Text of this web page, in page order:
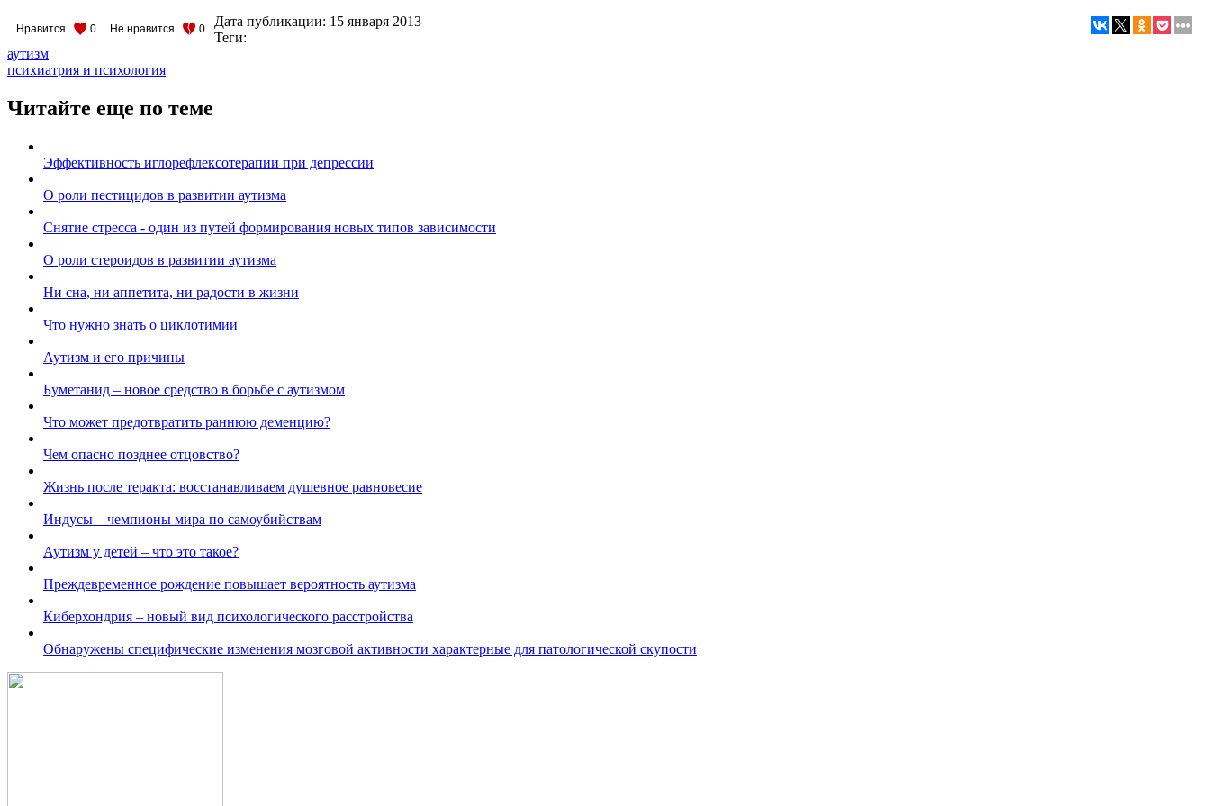
Нравится 0 Не нравится 0 Дата публикации: 15 января 2013
Теги:
аутизм
психиатрия и психология
Читайте еще по теме
Эффективность иглорефлексотерапии при депрессии
О роли пестицидов в развитии аутизма
Снятие стресса - один из путей формирования новых типов зависимости
О роли стероидов в развитии аутизма
Ни сна, ни аппетита, ни радости в жизни
Что нужно знать о циклотимии
Аутизм и его причины
Буметанид – новое средство в борьбе с аутизмом
Что может предотвратить раннюю деменцию?
Чем опасно позднее отцовство?
Жизнь после теракта: восстанавливаем душевное равновесие
Индусы – чемпионы мира по самоубийствам
Аутизм у детей – что это такое?
Преждевременное рождение повышает вероятность аутизма
Киберхондрия – новый вид психологического расстройства
Обнаружены специфические изменения мозговой активности характерные для патологической скупости